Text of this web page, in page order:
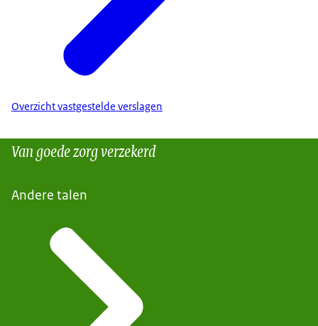
Overzicht vastgestelde verslagen
Van goede zorg verzekerd
Andere talen